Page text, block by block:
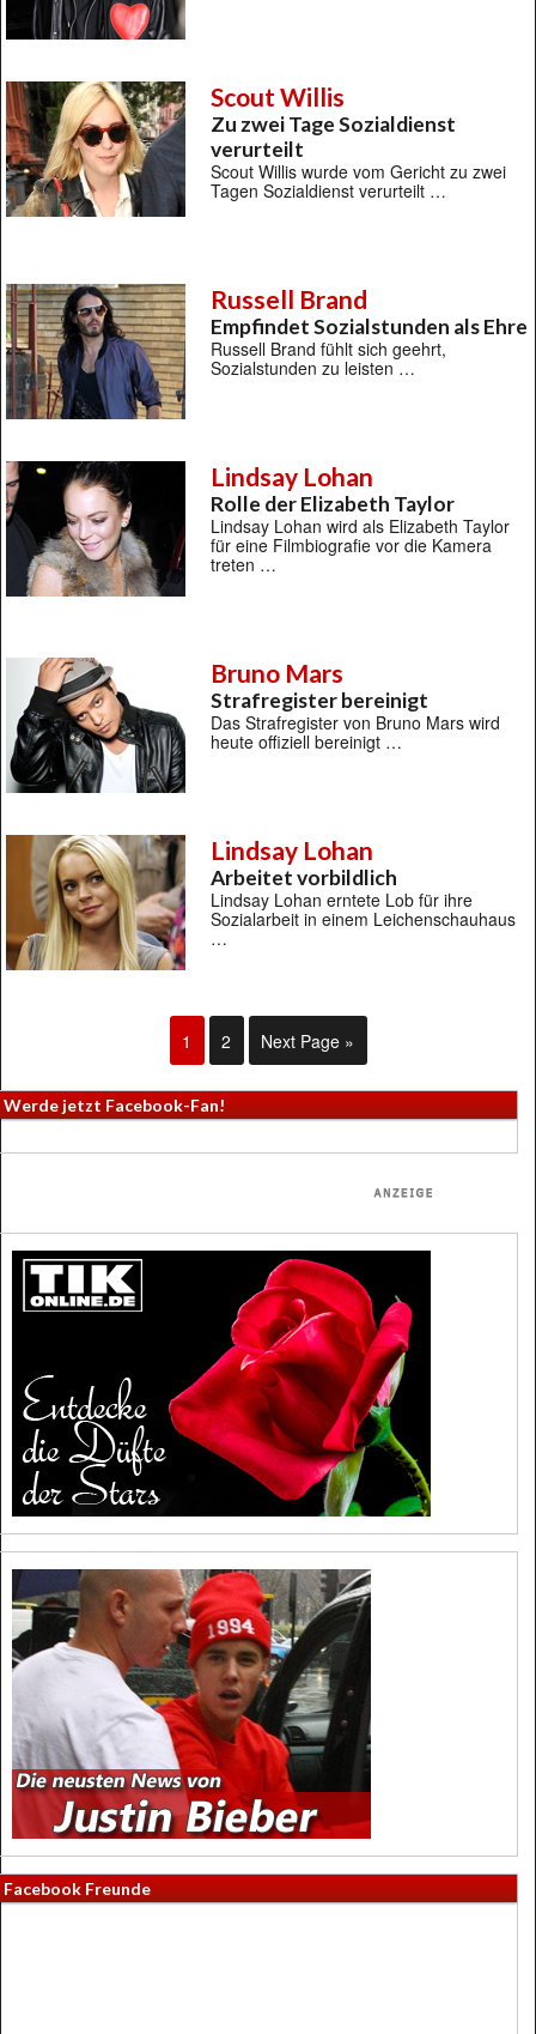
Scout Willis
Zu zwei Tage Sozialdienst
verurteilt
Scout Willis wurde vom Gericht zu zwei
Tagen Sozialdienst verurteilt …
Russell Brand
Empfindet Sozialstunden als Ehre
Russell Brand fühlt sich geehrt,
Sozialstunden zu leisten …
Lindsay Lohan
Rolle der Elizabeth Taylor
Lindsay Lohan wird als Elizabeth Taylor
für eine Filmbiografie vor die Kamera
treten …
Bruno Mars
Strafregister bereinigt
Das Strafregister von Bruno Mars wird
heute offiziell bereinigt …
Lindsay Lohan
Arbeitet vorbildlich
Lindsay Lohan erntete Lob für ihre
Sozialarbeit in einem Leichenschauhaus
…
1 2 Next Page »
Werde jetzt Facebook-Fan!
Facebook Freunde